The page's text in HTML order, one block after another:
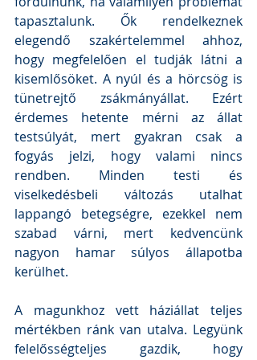
tapasztalunk. Ők rendelkeznek
elegendő szakértelemmel ahhoz,
hogy megfelelően el tudják látni a
kisemlősöket. A nyúl és a hörcsög is
tünetrejtő zsákmányállat. Ezért
érdemes hetente mérni az állat
testsúlyát, mert gyakran csak a
fogyás jelzi, hogy valami nincs
rendben. Minden testi és
viselkedésbeli változás utalhat
lappangó betegségre, ezekkel nem
szabad várni, mert kedvencünk
nagyon hamar súlyos állapotba
kerülhet.
A magunkhoz vett háziállat teljes
mértékben ránk van utalva. Legyünk
felelősségteljes gazdik, hogy